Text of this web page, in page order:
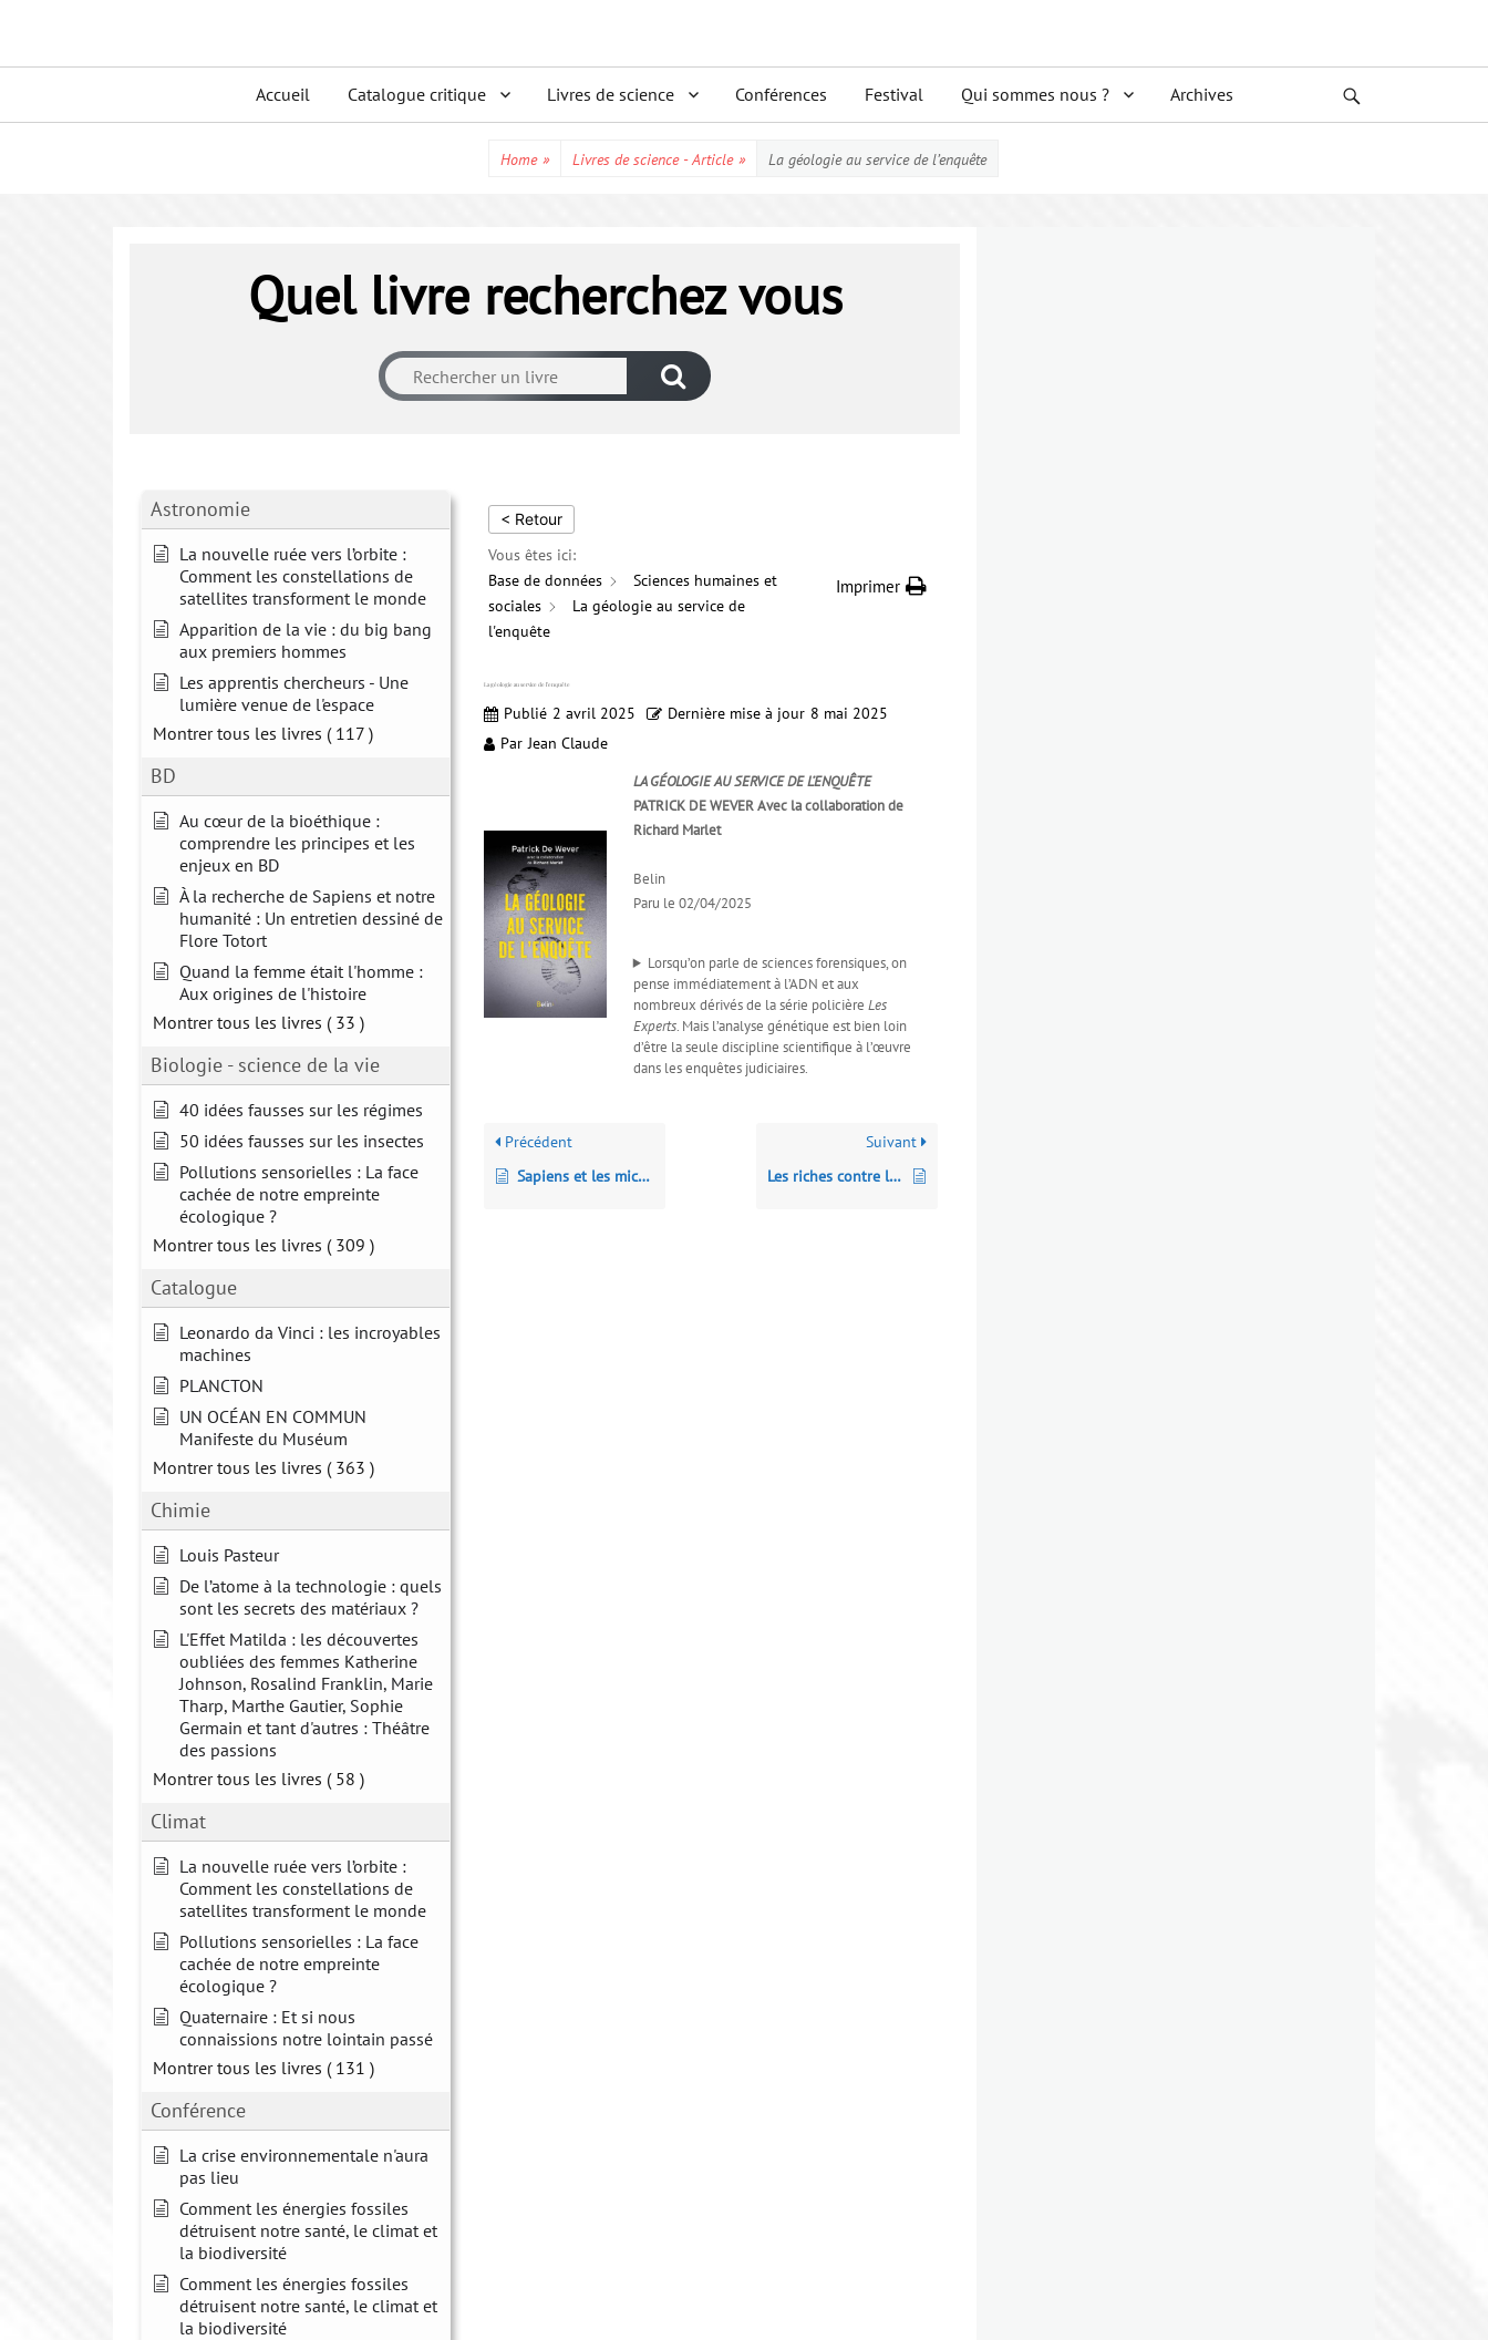
menu
Accueil Catalogue critique Livres de science Conférences Festival Qui sommes nous ? Archives
Home » Livres de science - Article » La géologie au service de l’enquête
Quel livre recherchez vous
Astronomie
La nouvelle ruée vers l’orbite :
Comment les constellations de
satellites transforment le monde
Apparition de la vie : du big bang
aux premiers hommes
Les apprentis chercheurs - Une
lumière venue de l'espace
Montrer tous les livres ( 117 )
BD
Au cœur de la bioéthique :
comprendre les principes et les
enjeux en BD
À la recherche de Sapiens et notre
humanité : Un entretien dessiné de
Flore Totort
Quand la femme était l'homme :
Aux origines de l'histoire
Montrer tous les livres ( 33 )
Biologie - science de la vie
40 idées fausses sur les régimes
50 idées fausses sur les insectes
Pollutions sensorielles : La face
cachée de notre empreinte
écologique ?
Montrer tous les livres ( 309 )
Catalogue
Leonardo da Vinci : les incroyables
machines
PLANCTON
UN OCÉAN EN COMMUN
Manifeste du Muséum
Montrer tous les livres ( 363 )
Chimie
Louis Pasteur
De l’atome à la technologie : quels
sont les secrets des matériaux ?
L'Effet Matilda : les découvertes
oubliées des femmes Katherine
Johnson, Rosalind Franklin, Marie
Tharp, Marthe Gautier, Sophie
Germain et tant d'autres : Théâtre
des passions
Montrer tous les livres ( 58 )
Climat
La nouvelle ruée vers l’orbite :
Comment les constellations de
satellites transforment le monde
Pollutions sensorielles : La face
cachée de notre empreinte
écologique ?
Quaternaire : Et si nous
connaissions notre lointain passé
Montrer tous les livres ( 131 )
Conférence
La crise environnementale n'aura
pas lieu
Comment les énergies fossiles
détruisent notre santé, le climat et
la biodiversité
Comment les énergies fossiles
détruisent notre santé, le climat et
la biodiversité
< Retour
Vous êtes ici:
Base de données
Sciences humaines et
sociales
La géologie au service de
l'enquête
Imprimer
La géologie au service de l’enquête
Publié 2 avril 2025 Dernière mise à jour 8 mai 2025
Par Jean Claude
LA GÉOLOGIE AU SERVICE DE L’ENQUÊTE
PATRICK DE WEVER Avec la collaboration de
Richard Marlet
Belin
Paru le 02/04/2025
Lorsqu’on parle de sciences forensiques, on
pense immédiatement à l’ADN et aux
nombreux dérivés de la série policière Les
Experts. Mais l’analyse génétique est bien loin
d’être la seule discipline scientifique à l’œuvre
dans les enquêtes judiciaires.
Précédent
Sapiens et les microbes : les épidémies d’autrefois
Suivant
Les riches contre la planète : Violence oligarchique et chaos climatique